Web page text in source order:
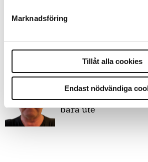
Marknadsföring
Tillåt alla cookies
Endast nödvändiga
Debatt:Med för
kan polisen inte
15 juni 2026
Mats Johansson:
bara ute